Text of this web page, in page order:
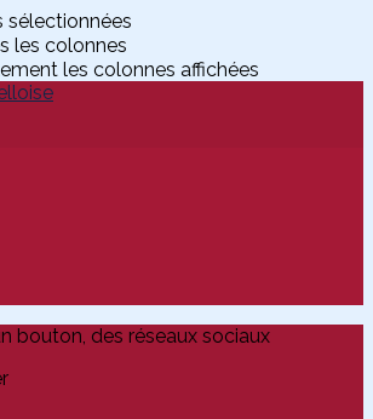
sélectionnées
les colonnes
les colonnes affichées
bouton, des réseaux sociaux